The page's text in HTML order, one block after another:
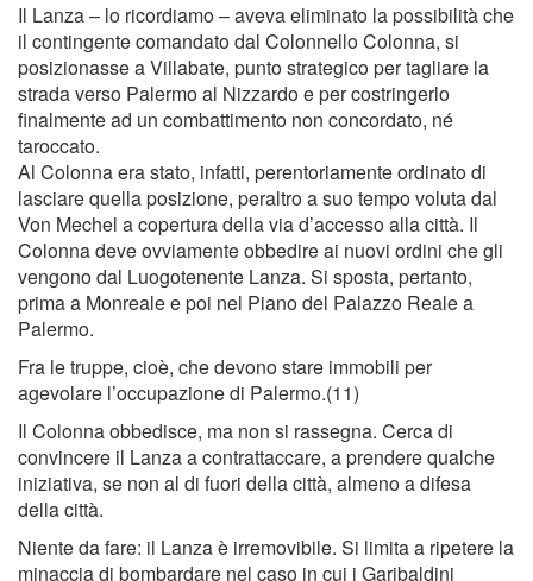
Il Lanza – lo ricordiamo – aveva eliminato la possibilità che
il contingente comandato dal Colonnello Colonna, si
posizionasse a Villabate, punto strategico per tagliare la
strada verso Palermo al Nizzardo e per costringerlo
ﬁnalmente ad un combattimento non concordato, né
taroccato.
Al Colonna era stato, infatti, perentoriamente ordinato di
lasciare quella posizione, peraltro a suo tempo voluta dal
Von Mechel a copertura della via d’accesso alla città. Il
Colonna deve ovviamente obbedire ai nuovi ordini che gli
vengono dal Luogotenente Lanza. Si sposta, pertanto,
prima a Monreale e poi nel Piano del Palazzo Reale a
Palermo.
Fra le truppe, cioè, che devono stare immobili per
agevolare l’occupazione di Palermo.(11)
Il Colonna obbedisce, ma non si rassegna. Cerca di
convincere il Lanza a contrattaccare, a prendere qualche
iniziativa, se non al di fuori della città, almeno a difesa
della città.
Niente da fare: il Lanza è irremovibile. Si limita a ripetere la
minaccia di bombardare nel caso in cui i Garibaldini